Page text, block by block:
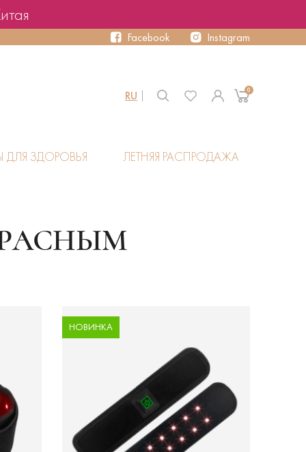
Facebook Instagram
RU 0
ДЛЯ ЗДОРОВЬЯ ЛЕТНЯЯ РАСПРОДАЖА
НОВИНКА